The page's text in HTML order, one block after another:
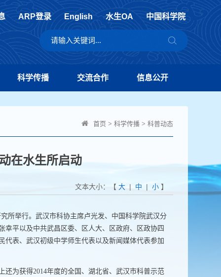
ARP登录 English 水生OA 中国科学院
科学传播 交流合作 信息公开
首页 > 科学传播 > 科普动态
在水生所启动
文本大小：【 大| 中 | 小】
所举行。武汉市科协主席卢光发、中国科学院武汉分
平以及中共武昌区委、区人大、区政府、区政协四
表、武汉初级中学师生代表以及新闻媒体代表参加
还为获得2014年度的全国、湖北省、武汉市科普示范